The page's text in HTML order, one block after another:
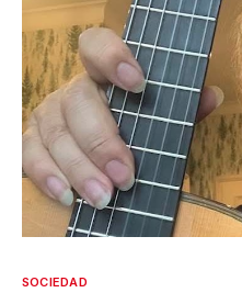
SOCIEDAD